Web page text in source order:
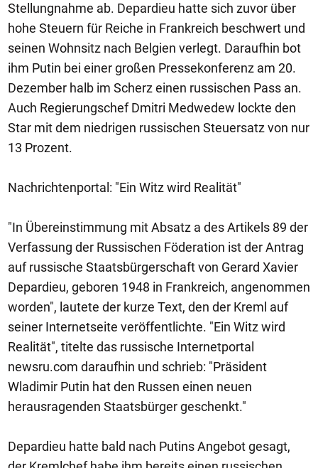
Stellungnahme ab. Depardieu hatte sich zuvor über
hohe Steuern für Reiche in Frankreich beschwert und
seinen Wohnsitz nach Belgien verlegt. Daraufhin bot
ihm Putin bei einer großen Pressekonferenz am 20.
Dezember halb im Scherz einen russischen Pass an.
Auch Regierungschef Dmitri Medwedew lockte den
Star mit dem niedrigen russischen Steuersatz von nur
13 Prozent.
Nachrichtenportal: "Ein Witz wird Realität"
"In Übereinstimmung mit Absatz a des Artikels 89 der
Verfassung der Russischen Föderation ist der Antrag
auf russische Staatsbürgerschaft von Gerard Xavier
Depardieu, geboren 1948 in Frankreich, angenommen
worden", lautete der kurze Text, den der Kreml auf
seiner Internetseite veröffentlichte. "Ein Witz wird
Realität", titelte das russische Internetportal
newsru.com daraufhin und schrieb: "Präsident
Wladimir Putin hat den Russen einen neuen
herausragenden Staatsbürger geschenkt."
Depardieu hatte bald nach Putins Angebot gesagt,